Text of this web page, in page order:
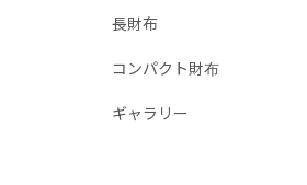
長財布
コンパクト財布
ギャラリー